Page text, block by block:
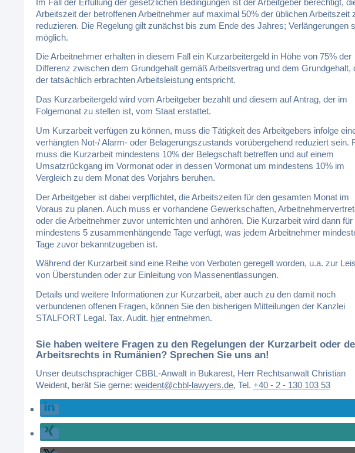
Arbeitszeit der betroffenen Arbeitnehmer auf maximal 50% der üblichen Arbeitszeit
reduzieren. Die Regelung gilt zunächst bis zum Ende des Jahres; Verlängerungen
möglich.
Die Arbeitnehmer erhalten in diesem Fall ein Kurzarbeitergeld in Höhe von 75% der
Differenz zwischen dem Grundgehalt gemäß Arbeitsvertrag und dem Grundgehalt,
der tatsächlich erbrachten Arbeitsleistung entspricht.
Das Kurzarbeitergeld wird vom Arbeitgeber bezahlt und diesem auf Antrag, der im
Folgemonat zu stellen ist, vom Staat erstattet.
Um Kurzarbeit verfügen zu können, muss die Tätigkeit des Arbeitgebers infolge
verhängten Not-/ Alarm- oder Belagerungszustands vorübergehend reduziert sein.
muss die Kurzarbeit mindestens 10% der Belegschaft betreffen und auf einem
Umsatzrückgang im Vormonat oder in dessen Vormonat um mindestens 10% im
Vergleich zu dem Monat des Vorjahrs beruhen.
Der Arbeitgeber ist dabei verpflichtet, die Arbeitszeiten für den gesamten Monat im
Voraus zu planen. Auch muss er vorhandene Gewerkschaften,
oder die Arbeitnehmer zuvor unterrichten und anhören. Die Kurzarbeit wird dann für
mindestens 5 zusammenhängende Tage verfügt, was jedem Arbeitnehmer
Tage zuvor bekanntzugeben ist.
Während der Kurzarbeit sind eine Reihe von Verboten geregelt worden, u.a. zur
von Überstunden oder zur Einleitung von Massenentlassungen.
Details und weitere Informationen zur Kurzarbeit, aber auch zu den damit noch
verbundenen offenen Fragen, können Sie den bisherigen Mitteilungen der Kanzlei
STALFORT Legal. Tax. Audit. hierentnehmen.
Sie haben weitere Fragen zu den Regelungen der Kurzarbeit oder
Arbeitsrechts in Rumänien? Sprechen Sie uns an!
Unser deutschsprachiger CBBL-Anwalt in Bukarest, Herr Rechtsanwalt Christian
Weident, berät Sie gerne: weident@cbbl-lawyers.de, Tel. +40 - 2 - 130 103 53